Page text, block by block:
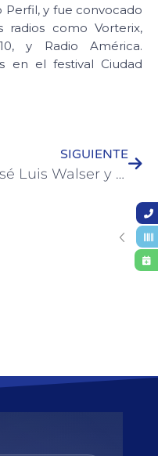
y fue convocado
como Vorterix,
y Radio América.
en el festival Ciudad
SIGUIENTE
José Luis Walser y el Diputado Godein repasaron agenda de gestiones